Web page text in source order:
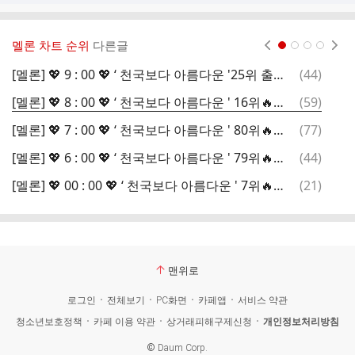
멜론 차트 순위 다른글
[멜론] 💖 9 : 00 💖 ‘ 천국보다 아름다운 '25위 출발해요 ~소중한 음원을 함께 지켜요~
댓
(44)
[멜론] 💖 8 : 00 💖 ‘ 천국보다 아름다운 ' 16위🔥출발해요 ~소중한 음원을 함께 지켜요~
댓
글
(59)
[멜론] 💖 7 : 00 💖 ‘ 천국보다 아름다운 ' 80위🔥출발해요 ~소중한 음원을 함께 지켜요~
댓
(77)
[멜론] 💖 6 : 00 💖 ‘ 천국보다 아름다운 ' 79위🔥출발해요 ~소중한 음원을 함께 지켜요~
댓
(44)
[멜론] 💖 00 : 00 💖 ‘ 천국보다 아름다운 ' 7위🔥출발해요 ~소중한 음원을 함께 지켜요~
댓
(21)
맨위로
로그인 전체보기 PC화면 카페앱
서비스 약관
청소년보호정책
카페 이용 약관 상거래피해구제신청 개인정보처리방침
© Daum Corp.